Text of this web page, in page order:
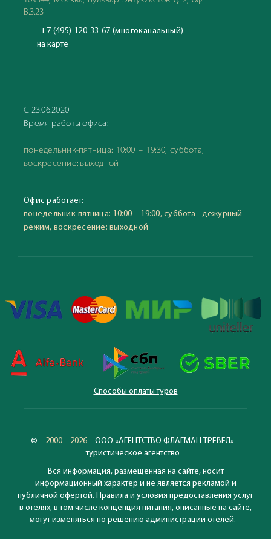
В.3.23
+7 (495) 120-33-67 (многоканальный)
на карте
С 23.06.2020
Время работы офиса:
понедельник-пятница: 10:00 – 19:30, суббота,
воскресение: выходной
Офис работает:
понедельник-пятница: 10:00 – 19:00, суббота - дежурный
режим, воскресение: выходной
Способы оплаты туров
© 2000 – 2026
ООО «АГЕНТСТВО ФЛАГМАН ТРЕВЕЛ» –
туристическое агентство
Вся информация, размещённая на сайте, носит
информационный характер и не является рекламой и
публичной офертой. Правила и условия предоставления услуг
в отелях, в том числе концепция питания, описанные на сайте,
могут изменяться по решению администрации отелей.